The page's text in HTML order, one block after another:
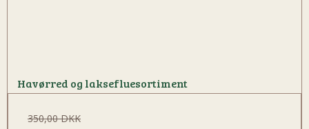
Havørred og laksefluesortiment
350,00 DKK